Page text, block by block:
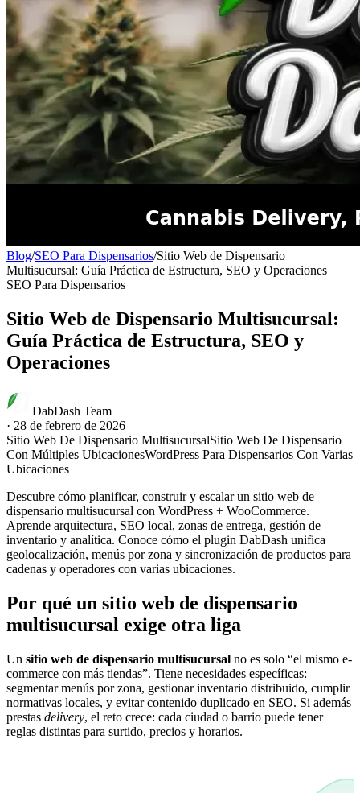
Blog/SEO Para Dispensarios/Sitio Web de Dispensario
Multisucursal: Guía Práctica de Estructura, SEO y Operaciones
SEO Para Dispensarios
Sitio Web de Dispensario Multisucursal:
Guía Práctica de Estructura, SEO y
Operaciones
DabDash Team
· 28 de febrero de 2026
Sitio Web De Dispensario MultisucursalSitio Web De Dispensario
Con Múltiples UbicacionesWordPress Para Dispensarios Con Varias
Ubicaciones
Descubre cómo planificar, construir y escalar un sitio web de
dispensario multisucursal con WordPress + WooCommerce.
Aprende arquitectura, SEO local, zonas de entrega, gestión de
inventario y analítica. Conoce cómo el plugin DabDash unifica
geolocalización, menús por zona y sincronización de productos para
cadenas y operadores con varias ubicaciones.
Por qué un sitio web de dispensario
multisucursal exige otra liga
Un sitio web de dispensario multisucursal no es solo “el mismo e-
commerce con más tiendas”. Tiene necesidades específicas:
segmentar menús por zona, gestionar inventario distribuido, cumplir
normativas locales, y evitar contenido duplicado en SEO. Si además
prestas delivery, el reto crece: cada ciudad o barrio puede tener
reglas distintas para surtido, precios y horarios.